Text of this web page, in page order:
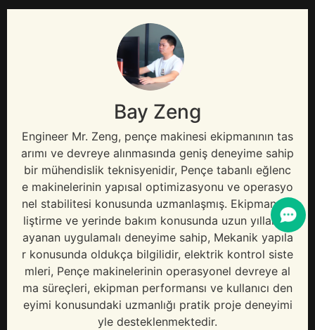
Bay Zeng
Engineer Mr. Zeng, pençe makinesi ekipmanının tas
arımı ve devreye alınmasında geniş deneyime sahip
bir mühendislik teknisyenidir, Pençe tabanlı eğlenc
e makinelerinin yapısal optimizasyonu ve operasyo
nel stabilitesi konusunda uzmanlaşmış. Ekipman ge
liştirme ve yerinde bakım konusunda uzun yıllara d
ayanan uygulamalı deneyime sahip, Mekanik yapıla
r konusunda oldukça bilgilidir, elektrik kontrol siste
mleri, Pençe makinelerinin operasyonel devreye al
ma süreçleri, ekipman performansı ve kullanıcı den
eyimi konusundaki uzmanlığı pratik proje deneyimi
yle desteklenmektedir.